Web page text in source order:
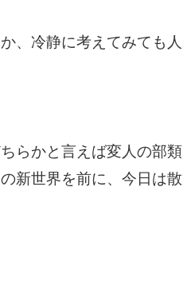
、冷静に考えてみても
らかと言えば変人の部
新世界を前に、今日は